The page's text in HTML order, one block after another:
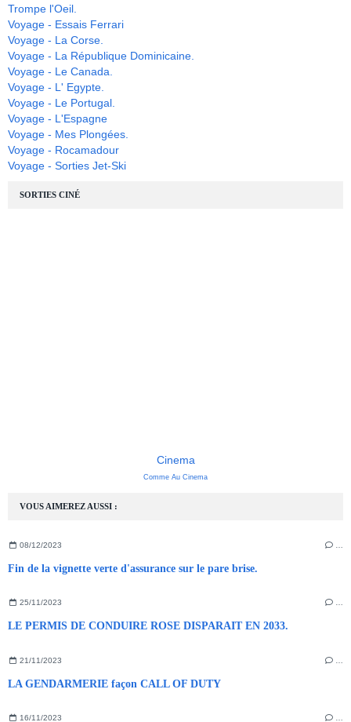
VOUS AIMEREZ AUSSI :
08/12/2023
Fin de la vignette verte d'assurance sur le pare brise.
25/11/2023
LE PERMIS DE CONDUIRE ROSE DISPARAIT EN 2033.
21/11/2023
LA GENDARMERIE façon CALL OF DUTY
16/11/2023 …
Trompe l'Oeil.
Voyage - Essais Ferrari
Voyage - La Corse.
Voyage - La République Dominicaine.
Voyage - Le Canada.
Voyage - L' Egypte.
Voyage - Le Portugal.
Voyage - L'Espagne
Voyage - Mes Plongées.
Voyage - Rocamadour
Voyage - Sorties Jet-Ski
SORTIES CINÉ
Cinema
Comme Au Cinema